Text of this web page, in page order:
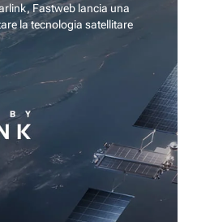
Fastweb lancia una
la tecnologia satellitare